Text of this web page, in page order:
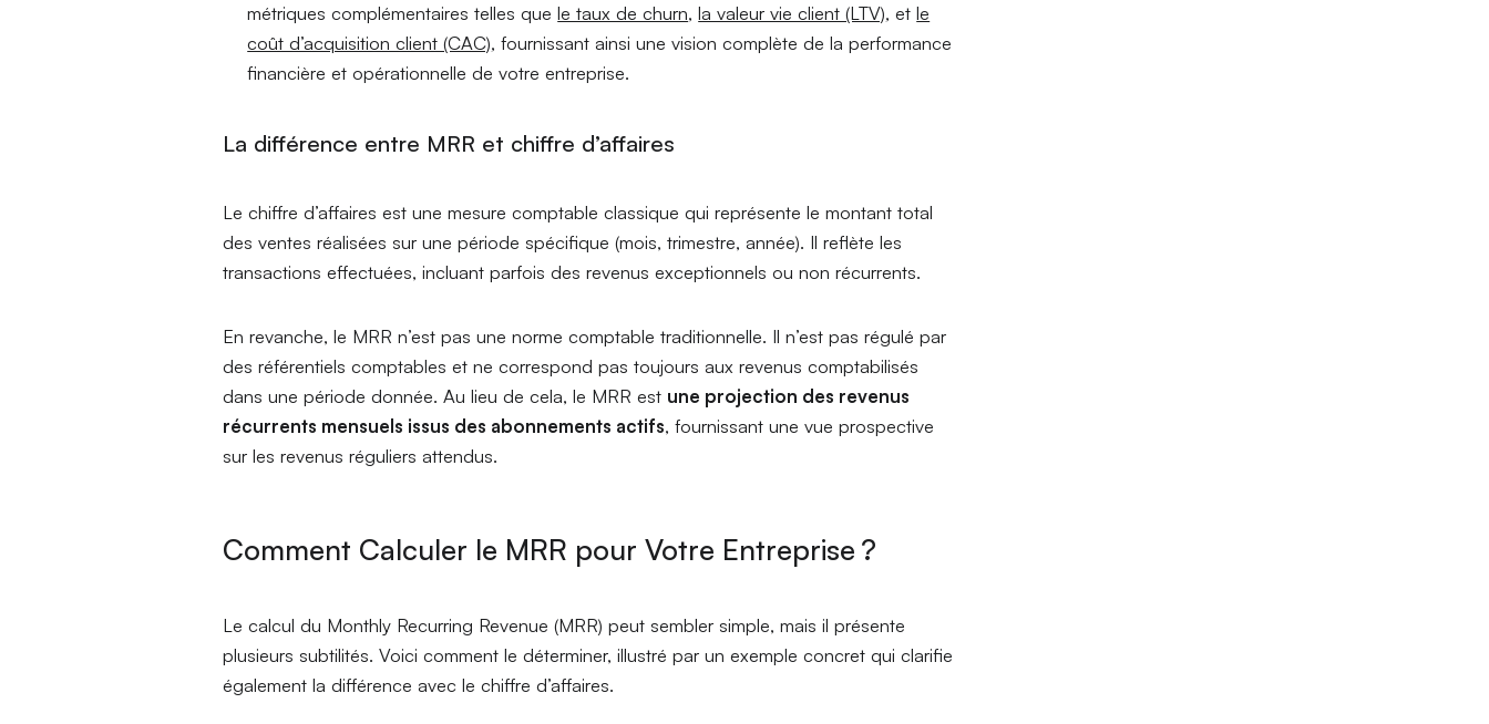
métriques complémentaires telles quele taux de churn,la valeur vie client (LTV), etle
coût d’acquisition client (CAC), fournissant ainsi une vision complète de la performance
financière et opérationnelle de votre entreprise.
La différence entre MRR et chiffre d’affaires
Le chiffre d’affaires est une mesure comptable classique qui représente le montant total
des ventes réalisées sur une période spécifique (mois, trimestre, année). Il reflète les
transactions effectuées, incluant parfois des revenus exceptionnels ou non récurrents.
En revanche, le MRR n’est pas une norme comptable traditionnelle. Il n’est pas régulé par
des référentiels comptables et ne correspond pas toujours aux revenus comptabilisés
dans une période donnée. Au lieu de cela, le MRR est une projection des revenus
récurrents mensuels issus des abonnements actifs, fournissant une vue prospective
sur les revenus réguliers attendus.
Comment Calculer le MRR pour Votre Entreprise ?
Le calcul du Monthly Recurring Revenue (MRR) peut sembler simple, mais il présente
plusieurs subtilités. Voici comment le déterminer, illustré par un exemple concret qui clarifie
également la différence avec le chiffre d’affaires.